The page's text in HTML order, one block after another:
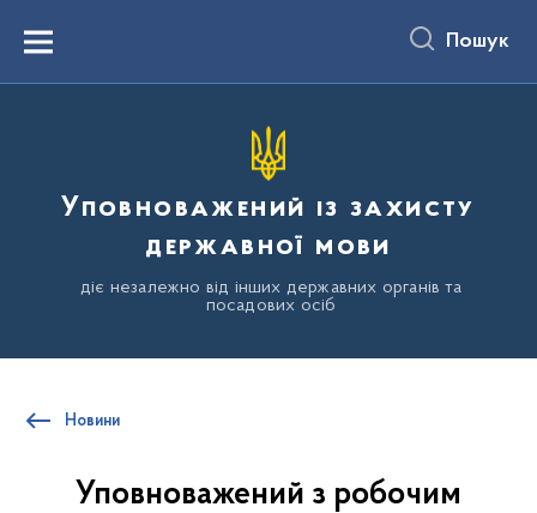
вмістуMenu Пошук
Уповноважений із захисту
державної мови
діє незалежно від інших державних органів та
посадових осіб
Новини
Уповноважений з робочим